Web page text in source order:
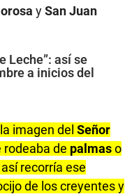
ySan Juan
Leche”: así se
a inicios del
imagen del Señor
rodeaba de palmaso
recorría ese
de los creyentes y